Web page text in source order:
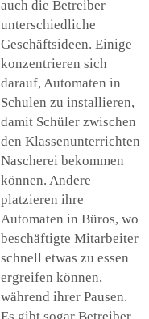
auch die Betreiber
unterschiedliche
Geschäftsideen. Einige
konzentrieren sich
darauf, Automaten in
Schulen zu installieren,
damit Schüler zwischen
den Klassenunterrichten
Nascherei bekommen
können. Andere
platzieren ihre
Automaten in Büros, wo
beschäftigte Mitarbeiter
schnell etwas zu essen
ergreifen können,
während ihrer Pausen.